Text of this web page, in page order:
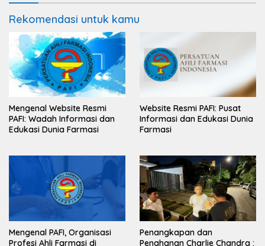
Rekomendasi untuk kamu
Mengenal Website Resmi
PAFI: Wadah Informasi dan
Edukasi Dunia Farmasi
Website Resmi PAFI: Pusat
Informasi dan Edukasi Dunia
Farmasi
Mengenal PAFI, Organisasi
Profesi Ahli Farmasi di
Penangkapan dan
Penahanan Charlie Chandra :